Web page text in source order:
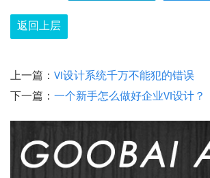
返回上层
上一篇： VI设计系统千万不能犯的错误
下一篇： 一个新手怎么做好企业VI设计？